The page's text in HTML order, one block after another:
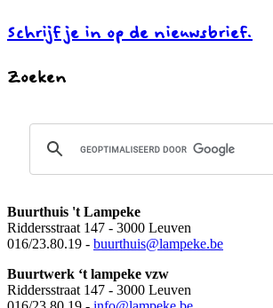
Schrijf je in op de nieuwsbrief.
Zoeken
Buurthuis 't Lampeke
Riddersstraat 147 - 3000 Leuven
016/23.80.19 - buurthuis@lampeke.be
Buurtwerk ‘t lampeke vzw
Riddersstraat 147 - 3000 Leuven